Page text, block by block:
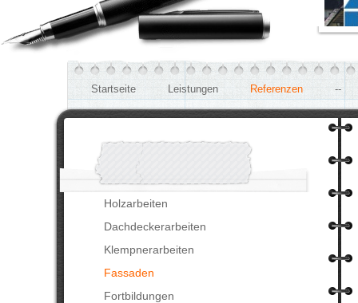
Startseite Leistungen Referenzen --
Holzarbeiten
Dachdeckerarbeiten
Klempnerarbeiten
Fassaden
Fortbildungen